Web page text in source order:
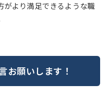
がより満足できるような職
お願いします！